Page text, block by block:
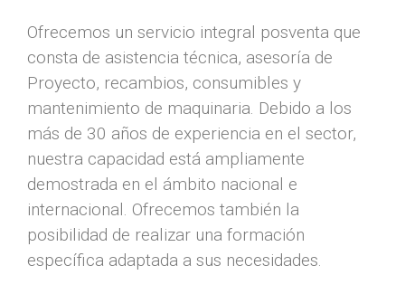
Ofrecemos un servicio integral posventa que
consta de asistencia técnica, asesoría de
Proyecto, recambios, consumibles y
mantenimiento de maquinaria. Debido a los
más de 30 años de experiencia en el sector,
nuestra capacidad está ampliamente
demostrada en el ámbito nacional e
internacional. Ofrecemos también la
posibilidad de realizar una formación
específica adaptada a sus necesidades.